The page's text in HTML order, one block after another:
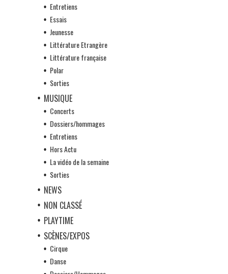
Entretiens
Essais
Jeunesse
Littérature Etrangère
Littérature française
Polar
Sorties
MUSIQUE
Concerts
Dossiers/hommages
Entretiens
Hors Actu
La vidéo de la semaine
Sorties
NEWS
NON CLASSÉ
PLAYTIME
SCÈNES/EXPOS
Cirque
Danse